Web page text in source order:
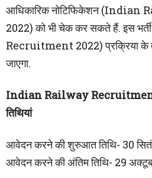
आधिकारिक नोटिफिकेशन
2022) को भी चेक कर सकते हैं. इस
Recruitment 2022) प्रक्रिया के
जाएगा.
Indian Railway Recruitment
तिथियां
आवेदन करने की शुरुआत तिथि- 30
आवेदन करने की अंतिम तिथि- 29